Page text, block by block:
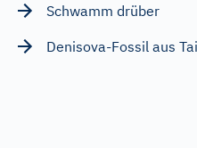
Schwamm drüber
Denisova-Fossil aus